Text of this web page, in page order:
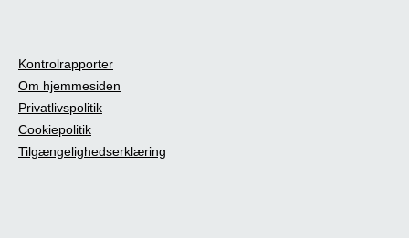
Kontrolrapporter
Om hjemmesiden
Privatlivspolitik
Cookiepolitik
Tilgængelighedserklæring